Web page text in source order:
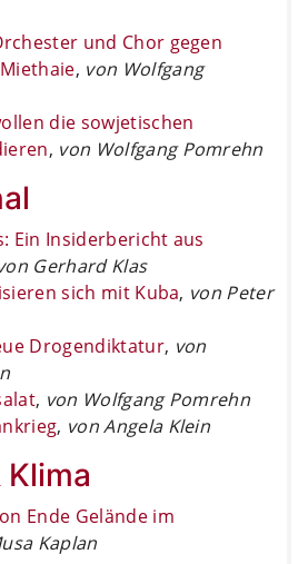
und Chor gegen
, von Wolfgang
die sowjetischen
, von Wolfgang Pomrehn
Ein Insiderbericht aus
Gerhard Klas
sich mit Kuba, von Peter
Drogendiktatur, von
, von Wolfgang Pomrehn
, von Angela Klein
Klima
Ende Gelände im
Kaplan